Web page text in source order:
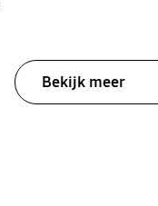
Bekijk meer